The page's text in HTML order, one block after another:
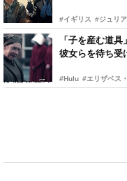
#イギリス #ジュリ
「子を産む道
彼女らを待ち受
#Hulu #エリザベス